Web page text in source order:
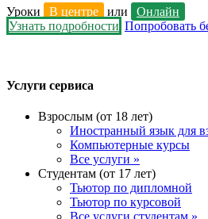
Уроки В центре или
Онлайн
Узнать подробности Попробовать
Услуги сервиса
Взрослым (от 18 лет)
Иностранный язык для
Компьютерные курсы
Все услуги »
Студентам (от 17 лет)
Тьютор по дипломной
Тьютор по курсовой